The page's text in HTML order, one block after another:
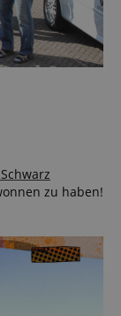
zu haben!